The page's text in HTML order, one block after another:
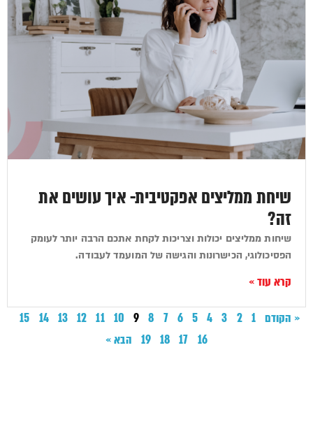
שיחת ממליצים אפקטיבית- איך עושים את
זה?
שיחות ממליצים יכולות וצריכות לקחת אתכם הרבה יותר לעומק
הפסיכולוגי, הכישרונות והגישה של המועמד לעבודה.
קרא עוד »
« הקודם 1
2
3
4
5
6
7
8
9
10
11
12
13
14
15
16
17
18
19 הבא »